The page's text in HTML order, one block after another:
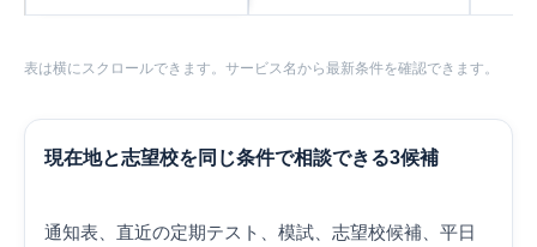
表は横にスクロールできます。サービス名から最新条件を確認できます。
現在地と志望校を同じ条件で相談できる3候補
通知表、直近の定期テスト、模試、志望校候補、平日